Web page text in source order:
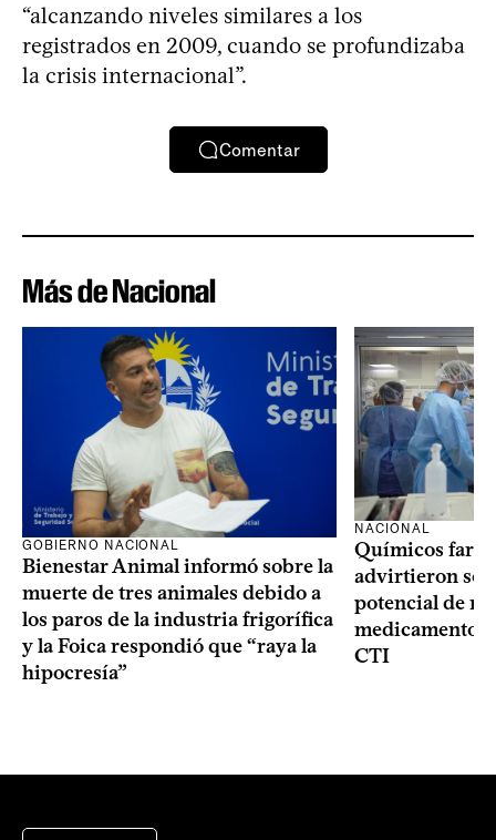
“alcanzando niveles similares a los
registrados en 2009, cuando se profundizaba
la crisis internacional”.
Comentar
Más de Nacional
GOBIERNO NACIONAL
Bienestar Animal informó sobre la
muerte de tres animales debido a
los paros de la industria frigorífica
y la Foica respondió que “raya la
hipocresía”
NACIONAL
Químicos
advirtieron
potencial de
medicamentos
CTI